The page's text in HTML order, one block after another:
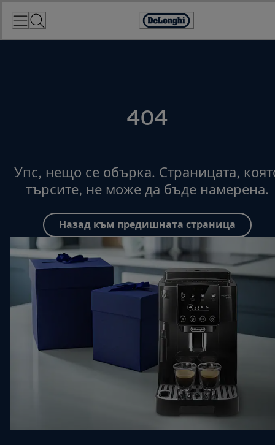
Accessibility
Statement
404
Упс, нещо се обърка. Страницата,
търсите, не може да бъде намерена.
Назад към предишната страница